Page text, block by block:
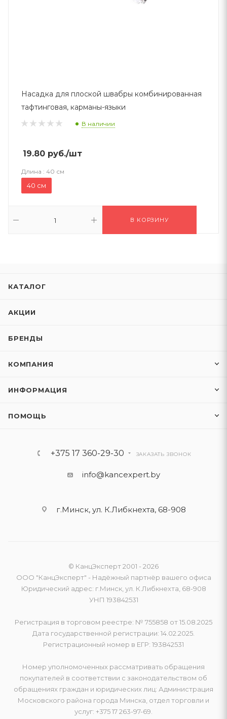
Насадка для плоской швабры комбинированная
тафтинговая, карманы-языки
В наличии
19.80 руб./шт
Длина : 40 см
40 см
В КОРЗИНУ
КАТАЛОГ
АКЦИИ
БРЕНДЫ
КОМПАНИЯ
ИНФОРМАЦИЯ
ПОМОЩЬ
+375 17 360-29-30 ЗАКАЗАТЬ ЗВОНОК
info@kancexpert.by
г.Минск, ул. К.Либкнехта, 68-908
© КанцЭксперт 2001 - 2026
ООО "КанцЭксперт" - Надёжный партнёр вашего офиса
Юридический адрес: г.Минск, ул. К.Либкнехта, 68-908
УНП 193842531
Регистрация в торговом реестре: № 755858 от 15.08.2025
Дата государственной регистрации: 14.02.2025.
Регистрационный номер в ЕГР: 193842531
Номер уполномоченных рассматривать обращения
покупателей в соответствии с законодательством об
обращениях граждан и юридических лиц: Администрация
Московского района города Минска, отдел торговли и
услуг: +375 17 263-97-69.